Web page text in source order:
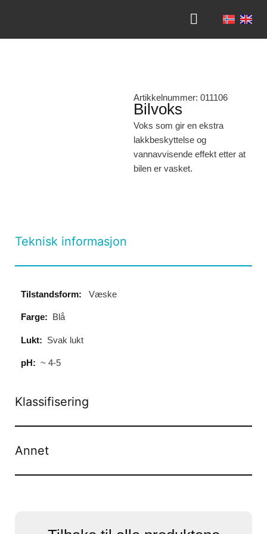
Artikkelnummer: 011106
Bilvoks
Voks som gir en ekstra
lakkbeskyttelse og
vannavvisende effekt etter at
bilen er vasket.
Teknisk informasjon
Klassifisering
Annet
Tilstandsform: Væske
Farge: Blå
Lukt: Svak lukt
pH: ~ 4-5